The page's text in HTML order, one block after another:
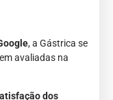
, a Gástrica se
avaliadas na
dos